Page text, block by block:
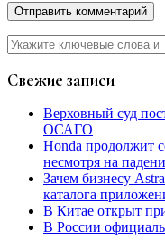
Найти:
Свежие записи
Верховный суд
ОСАГО
Honda продолжит
несмотря на
Зачем бизнесу
каталога
В Китае открыт
В России